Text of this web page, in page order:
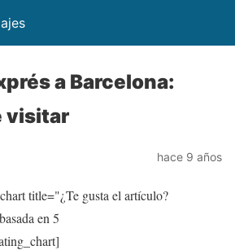
a Barcelona:
visitar
hace 9 años
title="¿Te gusta el artículo?
en 5